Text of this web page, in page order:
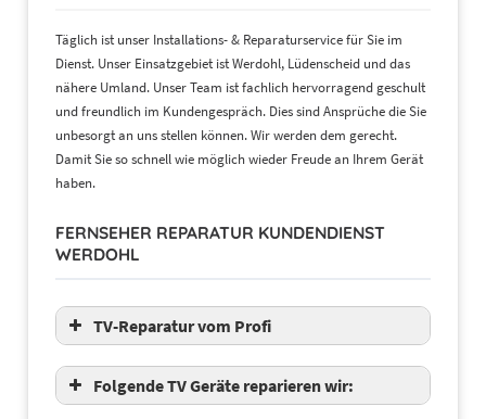
Täglich ist unser Installations- & Reparaturservice für Sie im
Dienst. Unser Einsatzgebiet ist Werdohl, Lüdenscheid und das
nähere Umland. Unser Team ist fachlich hervorragend geschult
und freundlich im Kundengespräch. Dies sind Ansprüche die Sie
unbesorgt an uns stellen können. Wir werden dem gerecht.
Damit Sie so schnell wie möglich wieder Freude an Ihrem Gerät
haben.
FERNSEHER REPARATUR KUNDENDIENST
WERDOHL
TV-Reparatur vom Profi
Folgende TV Geräte reparieren wir: